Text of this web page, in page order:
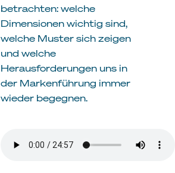
betrachten: welche
Dimensionen wichtig sind,
welche Muster sich zeigen
und welche
Herausforderungen uns in
der Markenführung immer
wieder begegnen.